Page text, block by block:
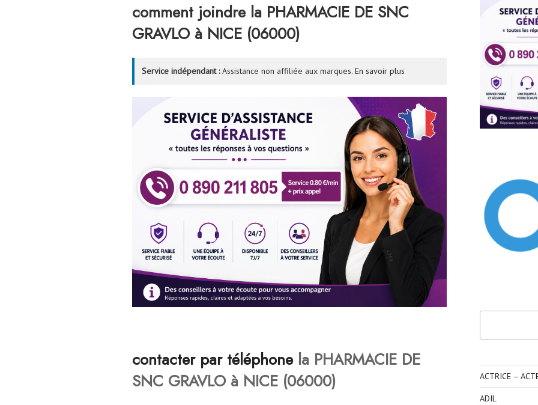
comment joindre la PHARMACIE DE SNC
GRAVLO à NICE (06000)
Service indépendant :Assistance non affiliée aux marques. En savoir plus
contacter par téléphonela PHARMACIE DE
SNC GRAVLO à NICE (06000)
ACTRICE –
ADIL